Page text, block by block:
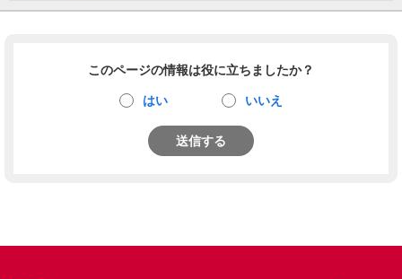
このページの情報は役に立ちましたか？
はい いいえ
送信する